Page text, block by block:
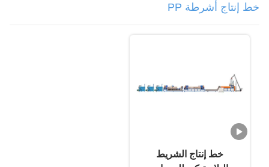
خط إنتاج أشرطة PP
خط إنتاج الشريط